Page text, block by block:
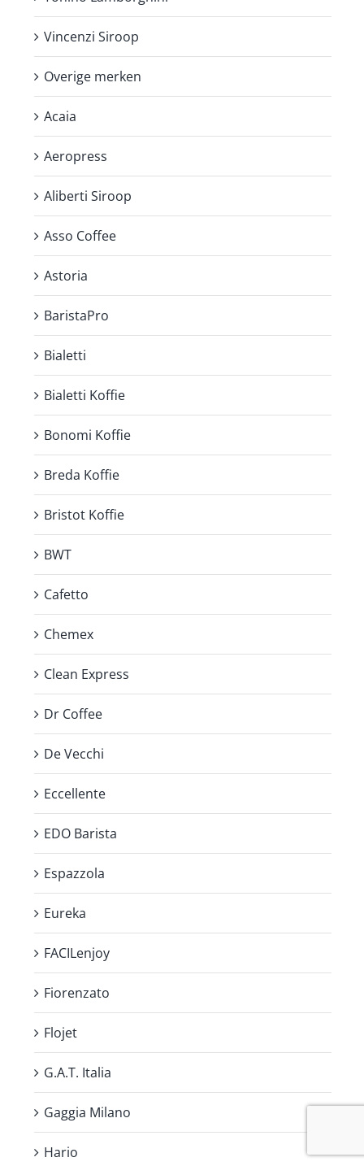
Vincenzi Siroop
Overige merken
Acaia
Aeropress
Aliberti Siroop
Asso Coffee
Astoria
BaristaPro
Bialetti
Bialetti Koffie
Bonomi Koffie
Breda Koffie
Bristot Koffie
BWT
Cafetto
Chemex
Clean Express
Dr Coffee
De Vecchi
Eccellente
EDO Barista
Espazzola
Eureka
FACILenjoy
Fiorenzato
Flojet
G.A.T. Italia
Gaggia Milano
Hario